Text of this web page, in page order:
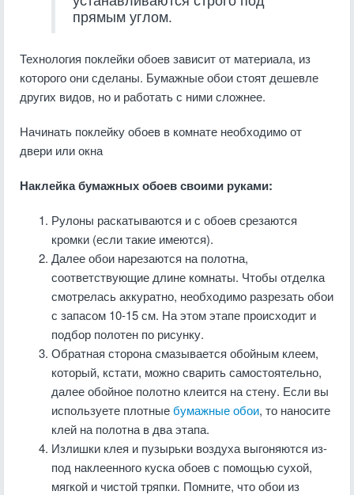
прямым углом.
Технология поклейки обоев зависит от материала, из
которого они сделаны. Бумажные обои стоят дешевле
других видов, но и работать с ними сложнее.
Начинать поклейку обоев в комнате необходимо от
двери или окна
Наклейка бумажных обоев своими руками:
Рулоны раскатываются и с обоев срезаются
кромки (если такие имеются).
Далее обои нарезаются на полотна,
соответствующие длине комнаты. Чтобы отделка
смотрелась аккуратно, необходимо разрезать обои
с запасом 10-15 см. На этом этапе происходит и
подбор полотен по рисунку.
Обратная сторона смазывается обойным клеем,
который, кстати, можно сварить самостоятельно,
далее обойное полотно клеится на стену. Если вы
используете плотныебумажные обои, то наносите
клей на полотна в два этапа.
Излишки клея и пузырьки воздуха выгоняются из-
под наклеенного куска обоев с помощью сухой,
мягкой и чистой тряпки. Помните, что обои из